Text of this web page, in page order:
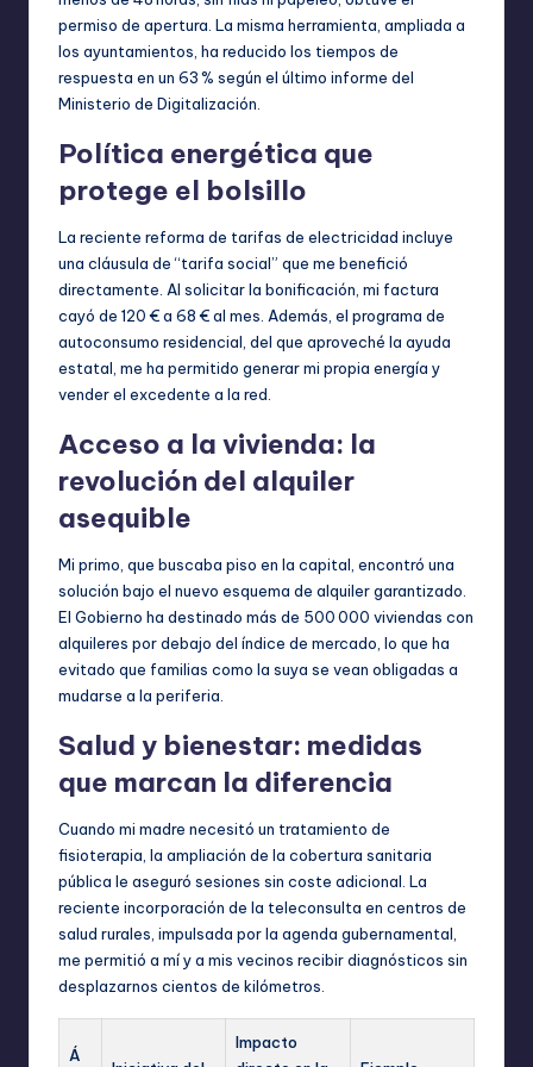
permiso de apertura. La misma herramienta, ampliada a
los ayuntamientos, ha reducido los tiempos de
respuesta en un 63 % según el último informe del
Ministerio de Digitalización.
Política energética que
protege el bolsillo
La reciente reforma de tarifas de electricidad incluye
una cláusula de “tarifa social” que me benefició
directamente. Al solicitar la bonificación, mi factura
cayó de 120 € a 68 € al mes. Además, el programa de
autoconsumo residencial, del que aproveché la ayuda
estatal, me ha permitido generar mi propia energía y
vender el excedente a la red.
Acceso a la vivienda: la
revolución del alquiler
asequible
Mi primo, que buscaba piso en la capital, encontró una
solución bajo el nuevo esquema de alquiler garantizado.
El Gobierno ha destinado más de 500 000 viviendas con
alquileres por debajo del índice de mercado, lo que ha
evitado que familias como la suya se vean obligadas a
mudarse a la periferia.
Salud y bienestar: medidas
que marcan la diferencia
Cuando mi madre necesitó un tratamiento de
fisioterapia, la ampliación de la cobertura sanitaria
pública le aseguró sesiones sin coste adicional. La
reciente incorporación de la teleconsulta en centros de
salud rurales, impulsada por la agenda gubernamental,
me permitió a mí y a mis vecinos recibir diagnósticos sin
desplazarnos cientos de kilómetros.
Á
Impacto